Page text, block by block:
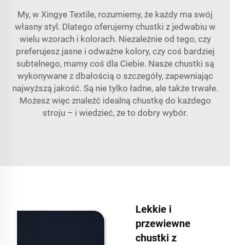
My, w Xingye Textile, rozumiemy, że każdy ma swój
własny styl. Dlatego oferujemy chustki z jedwabiu w
wielu wzorach i kolorach. Niezależnie od tego, czy
preferujesz jasne i odważne kolory, czy coś bardziej
subtelnego, mamy coś dla Ciebie. Nasze chustki są
wykonywane z dbałością o szczegóły, zapewniając
najwyższą jakość. Są nie tylko ładne, ale także trwałe.
Możesz więc znaleźć idealną chustkę do każdego
stroju – i wiedzieć, że to dobry wybór.
Lekkie i
przewiewne
chustki z